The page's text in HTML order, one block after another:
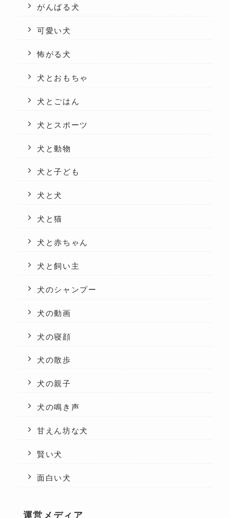
がんばる犬
可愛い犬
怖がる犬
犬とおもちゃ
犬とごはん
犬とスポーツ
犬と動物
犬と子ども
犬と犬
犬と猫
犬と赤ちゃん
犬と飼い主
犬のシャンプー
犬の動画
犬の寝顔
犬の散歩
犬の親子
犬の鳴き声
甘えん坊な犬
賢い犬
面白い犬
運営メディア